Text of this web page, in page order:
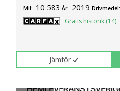
Mil: 10 583 År: 2019 Drivmedel:
Gratis historik (14)
Jämför